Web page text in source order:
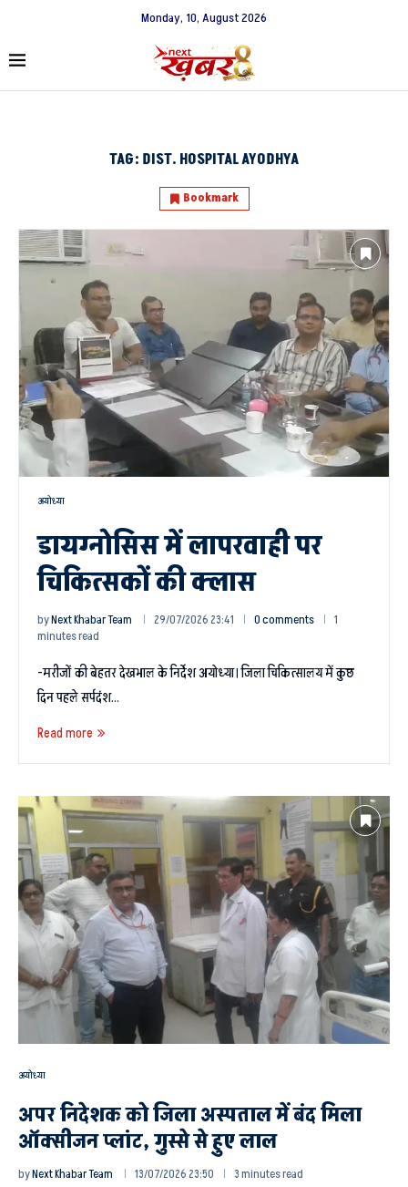
Monday, 10, August 2026
TAG: DIST. HOSPITAL AYODHYA
Bookmark
अयोध्या
डायग्नोसिस में लापरवाही पर
चिकित्सकों की क्लास
byNext Khabar Team 29/07/2026 23:41 0 comments
1
minutes read
-मरीजों की बेहतर देखभाल के निर्देश अयोध्या। जिला चिकित्सालय में कुछ
दिन पहले सर्पदंश…
Read more
अयोध्या
अपर निदेशक को जिला अस्पताल में बंद मिला
ऑक्सीजन प्लांट, गुस्से से हुए लाल
byNext Khabar Team 13/07/2026 23:50 3 minutes read